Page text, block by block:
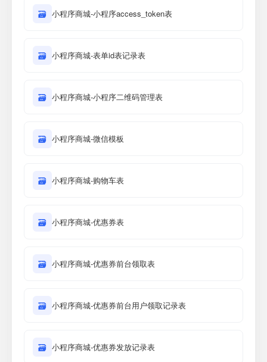
🗃 小程序商城-小程序access_token表
🗃 小程序商城-表单id表记录表
🗃 小程序商城-小程序二维码管理表
🗃 小程序商城-微信模板
🗃 小程序商城-购物车表
🗃 小程序商城-优惠券表
🗃 小程序商城-优惠券前台领取表
🗃 小程序商城-优惠券前台用户领取记录表
🗃 小程序商城-优惠券发放记录表